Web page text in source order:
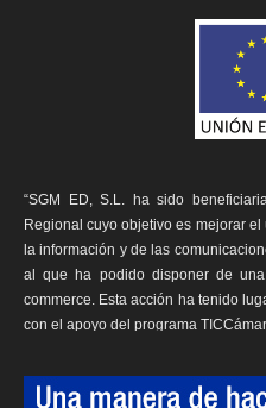
“SGM ED, S.L. ha sido
Regional cuyo objetivo es mejorar
la información y de las
al que ha podido disponer de
commerce. Esta acción ha tenido
con el apoyo del programa